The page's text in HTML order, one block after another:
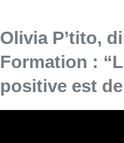
Olivia P’tito,
Formation :
positive est